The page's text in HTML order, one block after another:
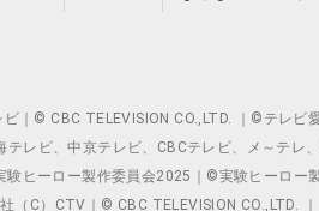
｜© CBC TELEVISION CO.,LTD. ｜©テレ
テレビ、中京テレビ、CBCテレビ、メ～テ
ヒーロー製作委員会2025｜©実験ヒーロー
（C）CTV｜© CBC TELEVISION CO.,LTD.